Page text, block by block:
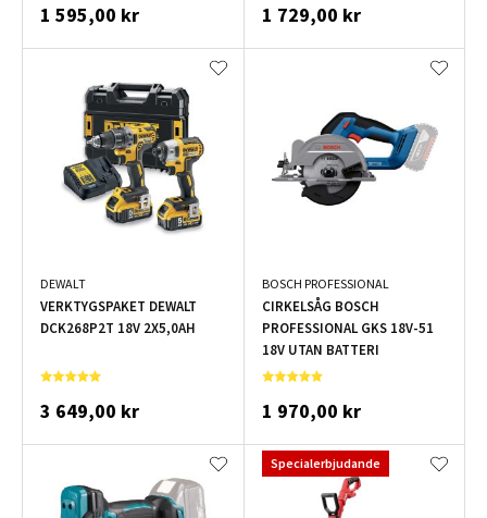
1 595,00 kr 1 729,00 kr
DEWALT
VERKTYGSPAKET DEWALT
DCK268P2T 18V 2X5,0AH
3 649,00 kr
BOSCH PROFESSIONAL
CIRKELSÅG BOSCH
PROFESSIONAL GKS 18V-51
18V UTAN BATTERI
1 970,00 kr
Specialerbjudande